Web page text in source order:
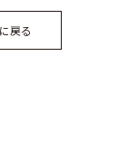
戻る